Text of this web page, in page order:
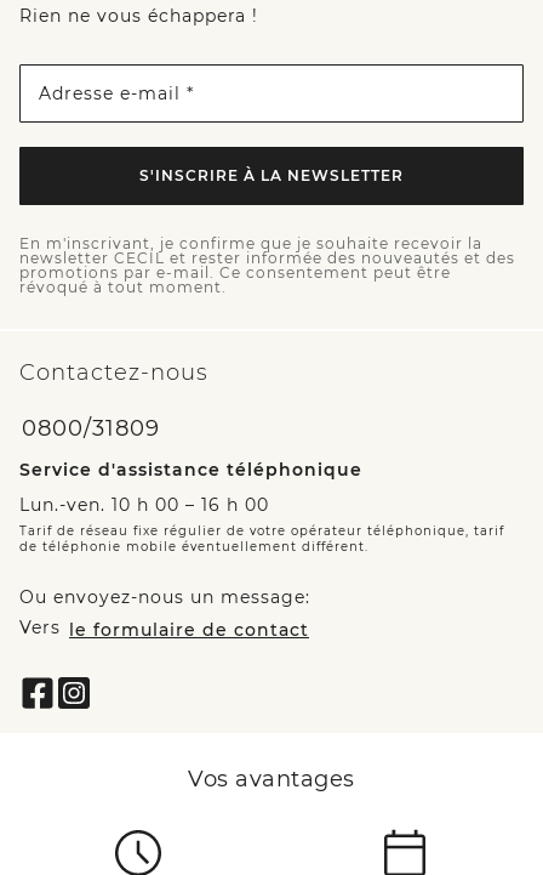
Rien ne vous échappera !
Adresse e-mail *
S'INSCRIRE À LA NEWSLETTER
En m'inscrivant, je confirme que je souhaite recevoir la
newsletter CECIL et rester informée des nouveautés et des
promotions par e-mail. Ce consentement peut être
révoqué à tout moment.
Contactez-nous
0800/31809
Service d'assistance téléphonique
Lun.-ven. 10 h 00 – 16 h 00
Tarif de réseau fixe régulier de votre opérateur téléphonique, tarif
de téléphonie mobile éventuellement différent.
Ou envoyez-nous un message:
Vers le formulaire de contact
Vos avantages